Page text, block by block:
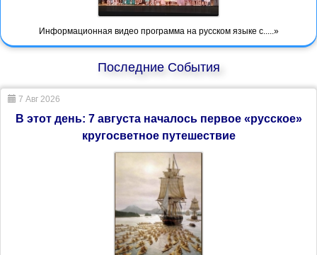
Информационная видео программа на русском языке с.....»
Последние События
7 Авг 2026
В этот день: 7 августа началось первое «русское»
кругосветное путешествие